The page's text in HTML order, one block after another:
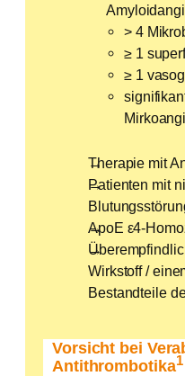
> 4
≥ 1
≥ 1
Therapie mit
Patienten mit
ApoE ε4-
Wirkstoff /
Bestandteile
Vorsicht bei
Antithrombotika1